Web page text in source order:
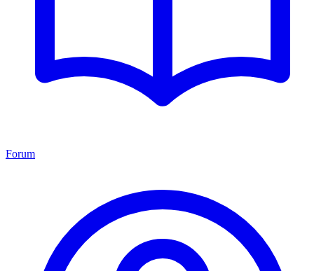
Forum